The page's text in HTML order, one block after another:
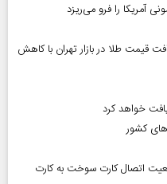
آمریکا را فرو می‌ریزد
طلا و سکه امروز ۱۱ مرداد ۱۴۰۵ | افت قیمت طلا در بازار تهران با کاهش
خواهد کرد
وضعیت اتصال کارت سوخت به کارت